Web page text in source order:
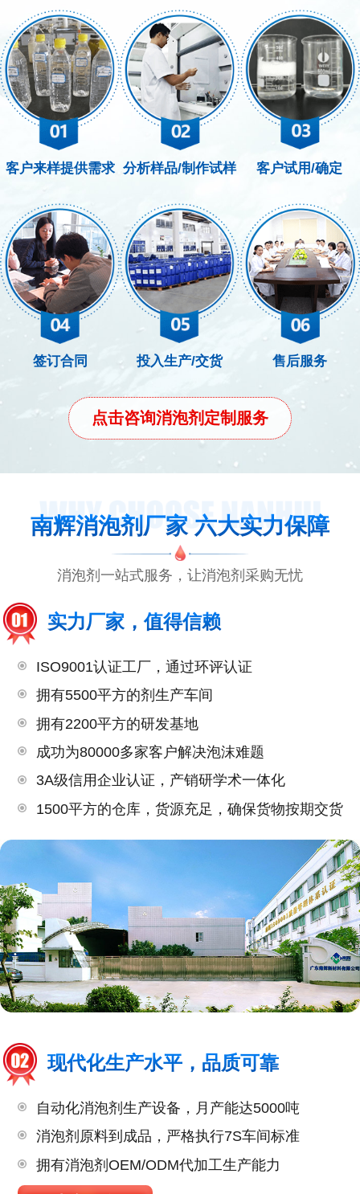
客户来样提供需求 分析样品/制作试样 客户试用/确定
签订合同 投入生产/交货 售后服务
点击咨询消泡剂定制服务
南辉消泡剂厂家 六大实力保障
消泡剂一站式服务，让消泡剂采购无忧
实力厂家，值得信赖
ISO9001认证工厂，通过环评认证
拥有5500平方的剂生产车间
拥有2200平方的研发基地
成功为80000多家客户解决泡沫难题
3A级信用企业认证，产销研学术一体化
1500平方的仓库，货源充足，确保货物按期交货
现代化生产水平，品质可靠
自动化消泡剂生产设备，月产能达5000吨
消泡剂原料到成品，严格执行7S车间标准
拥有消泡剂OEM/ODM代加工生产能力